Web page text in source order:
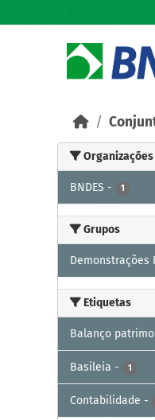
Organizações
BNDES - 1
Grupos
Demonstrações
Etiquetas
Balanço
Basileia - 1
Contabilidade -